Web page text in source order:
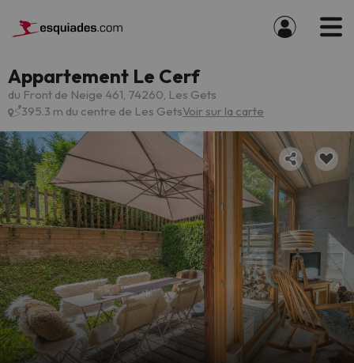
Appartement Le Cerf
du Front de Neige 461, 74260, Les Gets
395.3 m du centre de Les GetsVoir sur la carte